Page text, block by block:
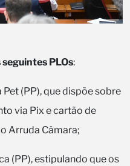
PLOs:
(PP), que dispõe sobre
via Pix e cartão de
Arruda Câmara;
(PP), estipulando que os